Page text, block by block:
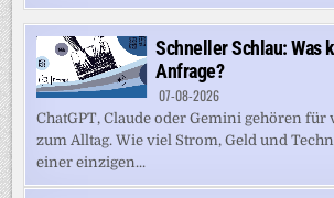
Schneller Schlau: Was
Anfrage?
07-08-2026
ChatGPT, Claude oder Gemini gehören
zum Alltag. Wie viel Strom, Geld und
einer einzigen...